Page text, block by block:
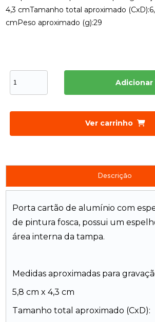
4,3 cmTamanho total aproximado
cmPeso aproximado (g):29
Adicionar
Ver carrinho
Descrição
Porta cartão de alumínio com
de pintura fosca, possui um
área interna da tampa.
Medidas aproximadas para
5,8 cm x 4,3 cm
Tamanho total aproximado (CxD):